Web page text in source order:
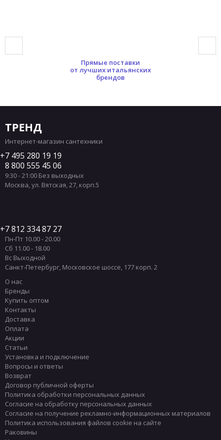
Прямые поставки
от лучших итальянских
брендов
ТРЕНД
Интернет-магазин сантехники
7 495 280 19 19
8 800 555 45 06
9:30 - 21:00 Без выходных
Москва ул. Вятская, 27, корп.5
7 812 334 87 27
Пн-Пт 10.00 - 20.00
Сб 11.00 - 18.00
Вс Выходной
Санкт-Петербург Московское шоссе, 177 корп. 2
О нас
Бренды
Купить оптом
Контакты
Доставка
Оплата
Акции
Статьи
Установка и подключение
Вопросы и ответы
Возврат
Договор публичной оферты
Политика обработки персональных данных
Согласие на обработку персональных данных
Согласие на получение рекламно-информационных материалов
Политика использования файлов cookie на сайте
Раковины